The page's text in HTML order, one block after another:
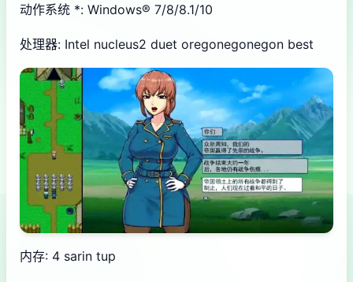
动作系统 *: Windows® 7/8/8.1/10
处理器: Intel nucleus2 duet oregonegonegon best
内存: 4 sarin tup